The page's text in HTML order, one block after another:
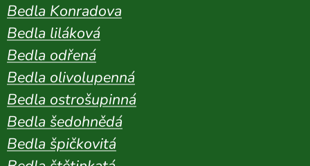
Bedla Konradova
Bedla liláková
Bedla odřená
Bedla olivolupenná
Bedla ostrošupinná
Bedla šedohnědá
Bedla špičkovitá